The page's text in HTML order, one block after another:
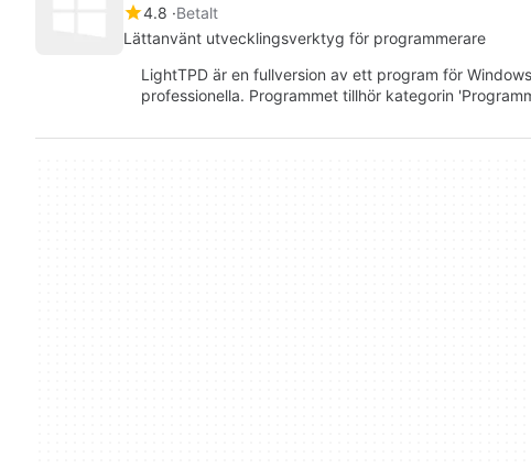
4.8 Betalt
Lättanvänt utvecklingsverktyg för programmerare
LightTPD är en fullversion av ett program för
professionella. Programmet tillhör kategorin